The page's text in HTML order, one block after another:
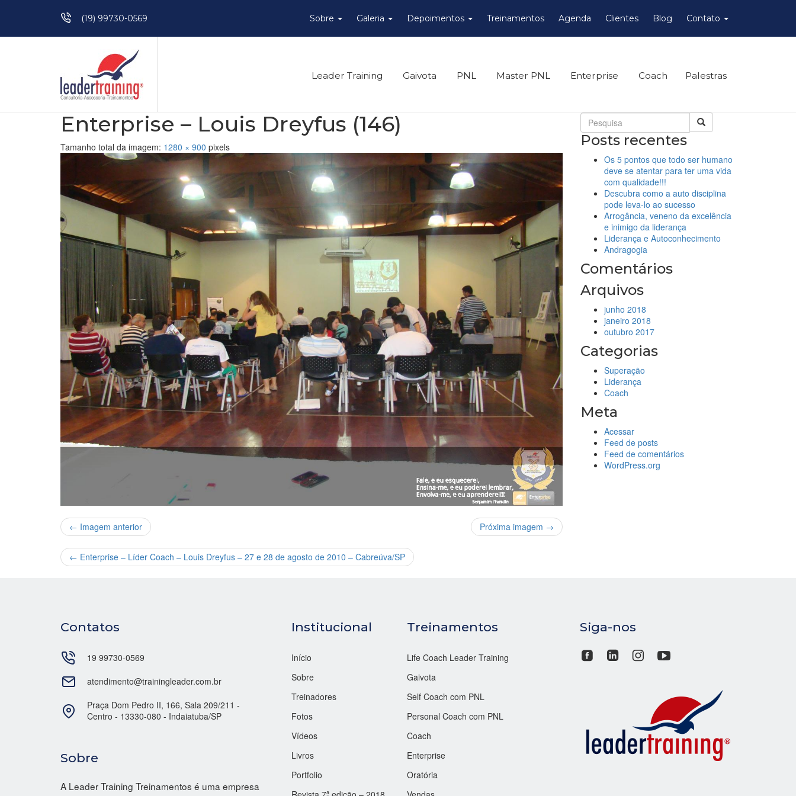
Pular para o conteúdo(19) 99730-0569 Sobre Galeria Depoimentos Treinamentos Agenda Clientes Blog Contato
Leader Training Gaivota PNL Master PNL Enterprise Coach Palestras
Enterprise – Louis Dreyfus (146)
Tamanho total da imagem: 1280 × 900 pixels
← Imagem anterior Próxima imagem →
← Enterprise – Líder Coach – Louis Dreyfus – 27 e 28 de agosto de 2010 – Cabreúva/SP
Posts recentes
Os 5 pontos que todo ser humano
deve se atentar para ter uma vida
com qualidade!!!
Descubra como a auto disciplina
pode leva-lo ao sucesso
Arrogância, veneno da excelência
e inimigo da liderança
Liderança e Autoconhecimento
Andragogia
Comentários
Arquivos
junho 2018
janeiro 2018
outubro 2017
Categorias
Superação
Liderança
Coach
Meta
Acessar
Feed de posts
Feed de comentários
WordPress.org
Contatos
19 99730-0569
atendimento@trainingleader.com.br
Praça Dom Pedro II, 166, Sala 209/211 -
Centro - 13330-080 - Indaiatuba/SP
Sobre
A Leader Training Treinamentos é uma empresa
Institucional
Início
Sobre
Treinadores
Fotos
Vídeos
Livros
Portfolio
Treinamentos
Life Coach Leader Training
Gaivota
Self Coach com PNL
Personal Coach com PNL
Coach
Enterprise
Oratória
Siga-nos